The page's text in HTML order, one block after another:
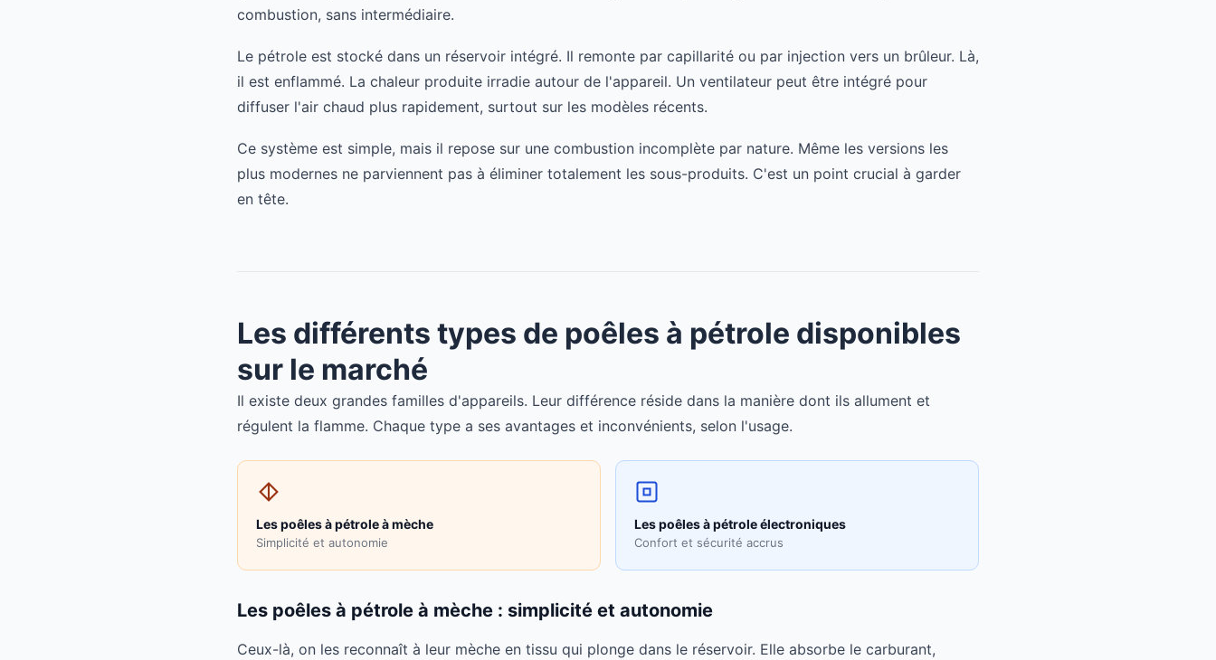
combustion, sans intermédiaire.
Le pétrole est stocké dans un réservoir intégré. Il remonte par capillarité ou par injection vers un brûleur. Là,
il est enflammé. La chaleur produite irradie autour de l'appareil. Un ventilateur peut être intégré pour
diffuser l'air chaud plus rapidement, surtout sur les modèles récents.
Ce système est simple, mais il repose sur une combustion incomplète par nature. Même les versions les
plus modernes ne parviennent pas à éliminer totalement les sous-produits. C'est un point crucial à garder
en tête.
Les différents types de poêles à pétrole disponibles
sur le marché
Il existe deux grandes familles d'appareils. Leur différence réside dans la manière dont ils allument et
régulent la flamme. Chaque type a ses avantages et inconvénients, selon l'usage.
Les poêles à pétrole à mèche
Simplicité et autonomie
Les poêles à pétrole électroniques
Confort et sécurité accrus
Les poêles à pétrole à mèche : simplicité et autonomie
Ceux-là, on les reconnaît à leur mèche en tissu qui plonge dans le réservoir. Elle absorbe le carburant,